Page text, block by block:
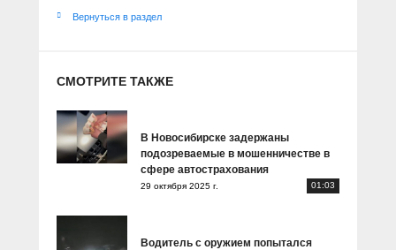
Вернуться в раздел
СМОТРИТЕ ТАКЖЕ
В Новосибирске задержаны
подозреваемые в мошенничестве в
сфере автострахования
29 октября 2025 г. 01:03
Водитель с оружием попытался